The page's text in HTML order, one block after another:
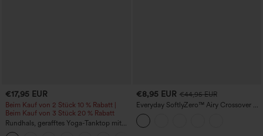
€17,95 EUR
Beim Kauf von 2 Stück 10 % Rabatt |
Beim Kauf von 3 Stück 20 % Rabatt
Rundhals, gerafftes Yoga-Tanktop mit
Cool-Touch-Effekt – UPF50+
€8,95 EUR €44,95 EUR
Everyday SoftlyZero™ Airy Crossover 2-
in-1 Mini-Tennisrock mit Seitentasche,
InstantCool – Lucid